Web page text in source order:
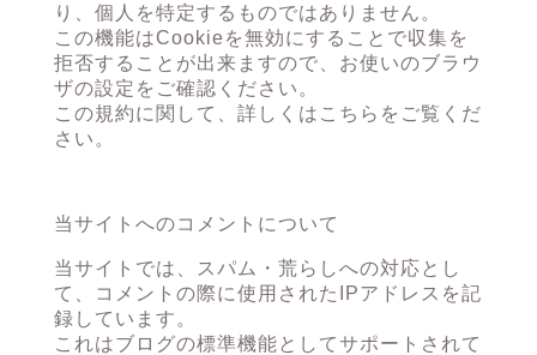
り、個人を特定するものではありません。
この機能はCookieを無効にすることで収集を
拒否することが出来ますので、お使いのブラウ
ザの設定をご確認ください。
この規約に関して、詳しくは こちら をご覧くだ
さい。
当サイトへのコメントについて
当サイトでは、スパム・荒らしへの対応とし
て、コメントの際に使用されたIPアドレスを記
録しています。
これはブログの標準機能としてサポートされて